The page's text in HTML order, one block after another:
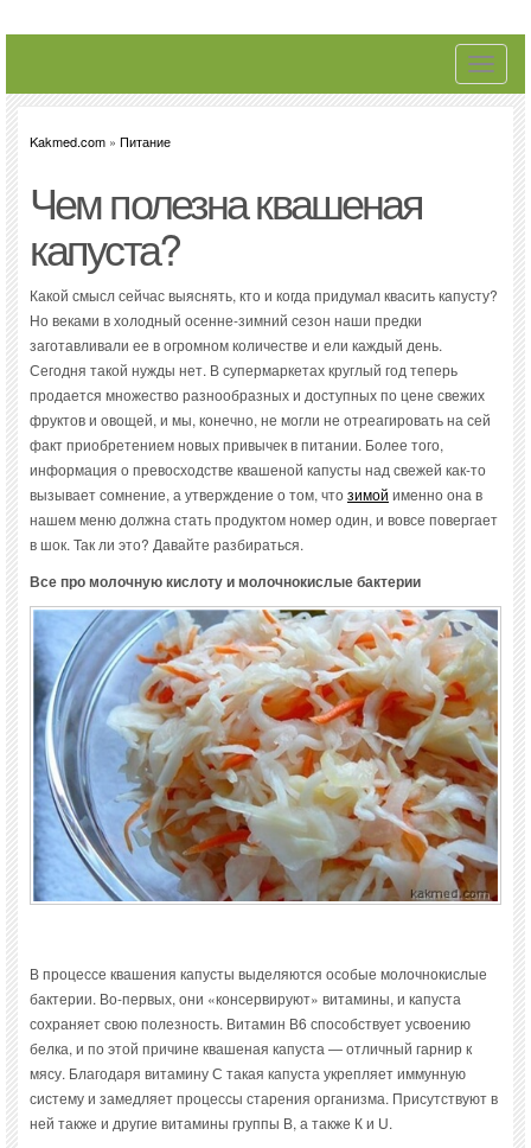
Toggle
Kakmed.com » Питание
Чем полезна квашеная
капуста?
Какой смысл сейчас выяснять, кто и когда придумал квасить капусту?
Но веками в холодный осенне-зимний сезон наши предки
заготавливали ее в огромном количестве и ели каждый день.
Сегодня такой нужды нет. В супермаркетах круглый год теперь
продается множество разнообразных и доступных по цене свежих
фруктов и овощей, и мы, конечно, не могли не отреагировать на сей
факт приобретением новых привычек в питании. Более того,
информация о превосходстве квашеной капусты над свежей как-то
вызывает сомнение, а утверждение о том, чтозимой именно она в
нашем меню должна стать продуктом номер один, и вовсе повергает
в шок. Так ли это? Давайте разбираться.
Все про молочную кислоту и молочнокислые бактерии
В процессе квашения капусты выделяются особые молочнокислые
бактерии. Во-первых, они «консервируют» витамины, и капуста
сохраняет свою полезность. Витамин В6 способствует усвоению
белка, и по этой причине квашеная капуста — отличный гарнир к
мясу. Благодаря витамину С такая капуста укрепляет иммунную
систему и замедляет процессы старения организма. Присутствуют в
ней также и другие витамины группы В, а также К и U.